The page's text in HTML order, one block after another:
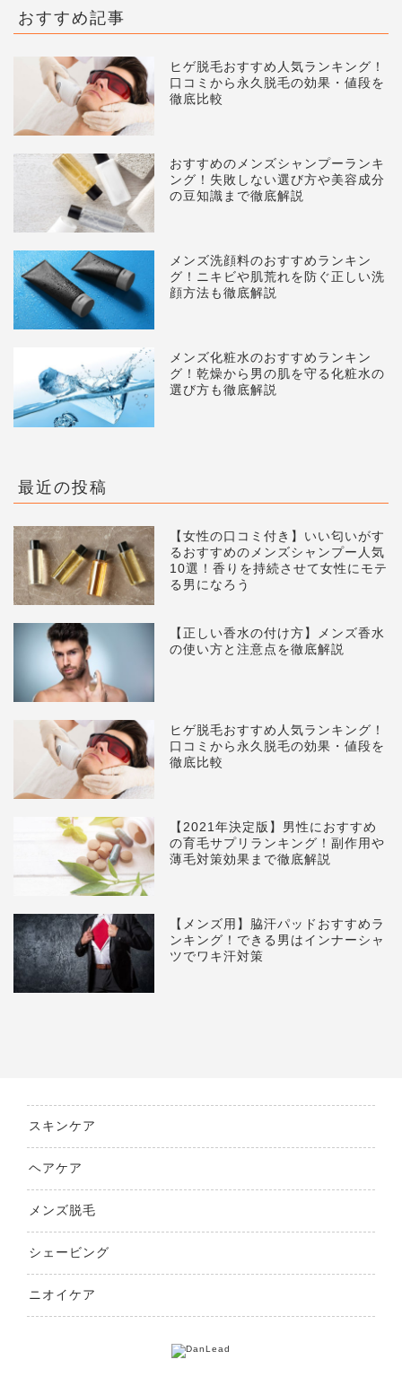
おすすめ記事
ヒゲ脱毛おすすめ人気ランキング！
口コミから永久脱毛の効果・値段を
徹底比較
おすすめのメンズシャンプーランキ
ング！失敗しない選び方や美容成分
の豆知識まで徹底解説
メンズ洗顔料のおすすめランキン
グ！ニキビや肌荒れを防ぐ正しい洗
顔方法も徹底解説
メンズ化粧水のおすすめランキン
グ！乾燥から男の肌を守る化粧水の
選び方も徹底解説
最近の投稿
【女性の口コミ付き】いい匂いがす
るおすすめのメンズシャンプー人気
10選！香りを持続させて女性にモテ
る男になろう
【正しい香水の付け方】メンズ香水
の使い方と注意点を徹底解説
ヒゲ脱毛おすすめ人気ランキング！
口コミから永久脱毛の効果・値段を
徹底比較
【2021年決定版】男性におすすめ
の育毛サプリランキング！副作用や
薄毛対策効果まで徹底解説
【メンズ用】脇汗パッドおすすめラ
ンキング！できる男はインナーシャ
ツでワキ汗対策
スキンケア
ヘアケア
メンズ脱毛
シェービング
ニオイケア